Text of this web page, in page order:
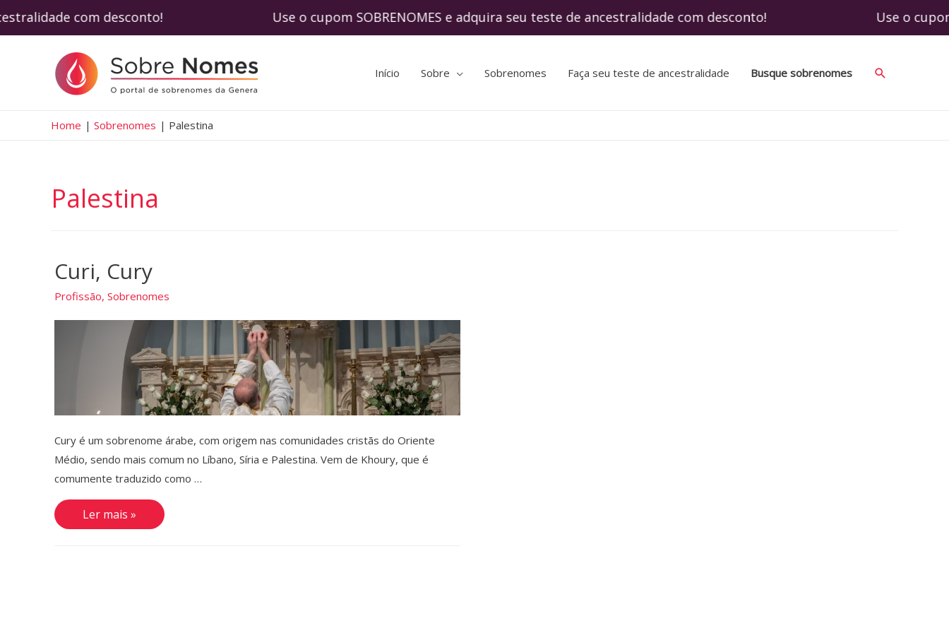
ancestralidade com desconto! Use o cupom SOBRENOMES e adquira seu teste de ancestralidade com desconto! Use o cupom
Início Sobre Sobrenomes Faça seu teste de ancestralidade Busque sobrenomes Search
Home Sobrenomes Palestina
Palestina
Curi, Cury
Profissão, Sobrenomes
Cury é um sobrenome árabe, com origem nas comunidades cristãs do Oriente
Médio, sendo mais comum no Líbano, Síria e Palestina. Vem de Khoury, que é
comumente traduzido como …
Curi,
Cury
Ler mais »